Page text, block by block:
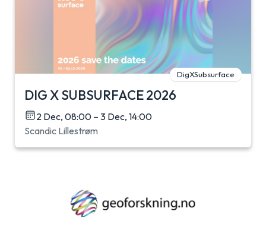
DigXSubsurface
DIG X SUBSURFACE 2026
2 Dec, 08:00 – 3 Dec, 14:00
Scandic Lillestrøm